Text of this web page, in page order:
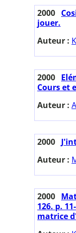
2000
jouer.
Auteur :
2000
Cours et
Auteur :
2000
Auteur :
2000
126. p.
matrice